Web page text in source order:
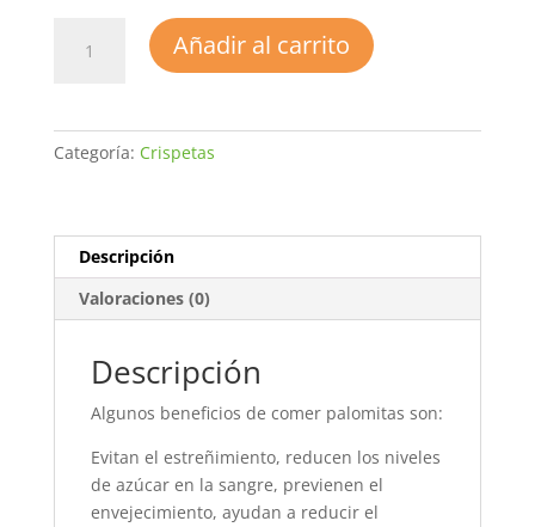
MIXTAS
Añadir al carrito
Categoría: Crispetas
Descripción
Valoraciones (0)
Descripción
Algunos beneficios de comer palomitas son:
Evitan el estreñimiento, reducen los niveles
de azúcar en la sangre, previenen el
envejecimiento, ayudan a reducir el